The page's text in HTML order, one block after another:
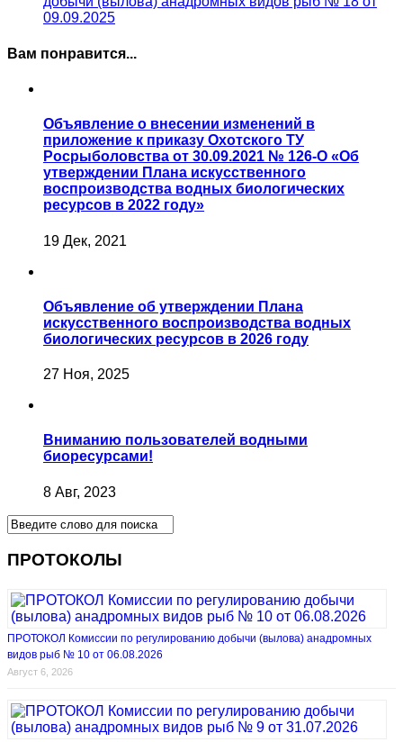
09.09.2025
Вам понравится...
Объявление о внесении изменений в
приложение к приказу Охотского ТУ
Росрыболовства от 30.09.2021 № 126-О «Об
утверждении Плана искусственного
воспроизводства водных биологических
ресурсов в 2022 году»
19 Дек, 2021
Объявление об утверждении Плана
искусственного воспроизводства водных
биологических ресурсов в 2026 году
27 Ноя, 2025
Вниманию пользователей водными
биоресурсами!
8 Авг, 2023
ПРОТОКОЛЫ
ПРОТОКОЛ Комиссии по регулированию добычи (вылова) анадромных
видов рыб № 10 от 06.08.2026
Август 6, 2026